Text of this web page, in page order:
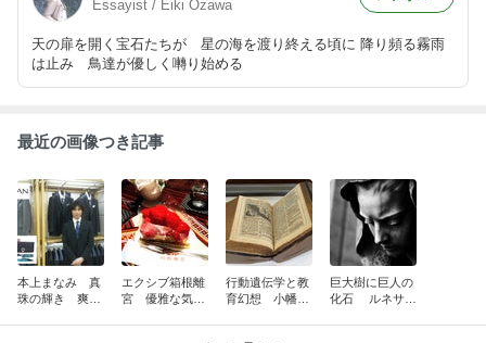
Essayist / Eiki Ozawa
天の扉を開く宝石たちが 星の海を渡り終える頃に 降り頻る霧雨
は止み 鳥達が優しく囀り始める
最近の画像つき記事
本上まなみ 真
珠の輝き 爽健
エクシブ箱根離
宮 優雅な気分
行動遺伝学と教
育幻想 小幡虎
巨大樹に巨人の
化石 ルネサン